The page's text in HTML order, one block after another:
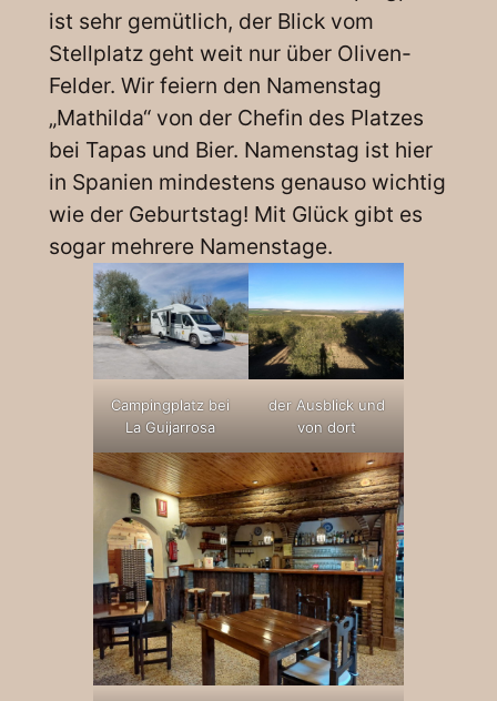
ist sehr gemütlich, der Blick vom
Stellplatz geht weit nur über Oliven-
Felder. Wir feiern den Namenstag
„Mathilda“ von der Chefin des Platzes
bei Tapas und Bier. Namenstag ist hier
in Spanien mindestens genauso wichtig
wie der Geburtstag! Mit Glück gibt es
sogar mehrere Namenstage.
Campingplatz bei
La Guijarrosa
der Ausblick und
von dort